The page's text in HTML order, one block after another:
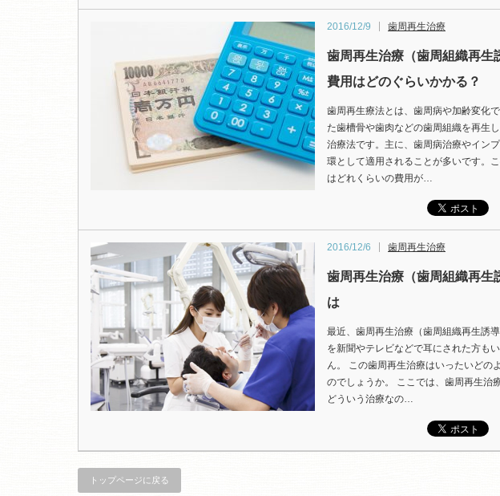
2016/12/9 歯周再生治療
歯周再生治療（歯周組織再生
費用はどのぐらいかかる？
歯周再生療法とは、歯周病や加齢変化
た歯槽骨や歯肉などの歯周組織を再生
治療法です。主に、歯周病治療やイン
環として適用されることが多いです。
はどれくらいの費用が…
2016/12/6 歯周再生治療
歯周再生治療（歯周組織再生
は
最近、歯周再生治療（歯周組織再生誘
を新聞やテレビなどで耳にされた方も
ん。 この歯周再生治療はいったいどの
のでしょうか。 ここでは、歯周再生治
どういう治療なの…
トップページに戻る